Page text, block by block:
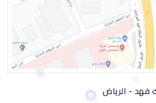
What causes dry eyes